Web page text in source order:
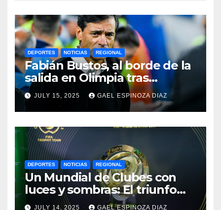
DEPORTES NOTICIAS REGIONAL
Fabián Bustos, al borde de la
salida en Olimpia tras
dolorosa derrota en
Paraguay
JULY 15, 2025 GAEL ESPINOZA DIAZ
DEPORTES NOTICIAS REGIONAL
Un Mundial de Clubes con
luces y sombras: El triunfo
del Chelsea y las lecciones
JULY 14, 2025 GAEL ESPINOZA DIAZ